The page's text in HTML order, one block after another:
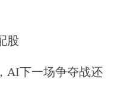
广泛深入。推
在电网、发电、
有竞争力的重点
股
AI下一场争夺战还